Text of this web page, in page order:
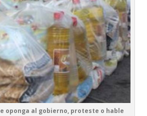
oponga al gobierno, proteste o hable